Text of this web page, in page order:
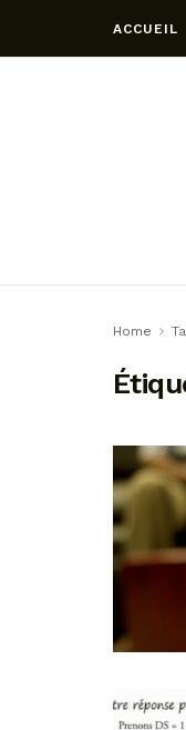
ACCUEIL
Home